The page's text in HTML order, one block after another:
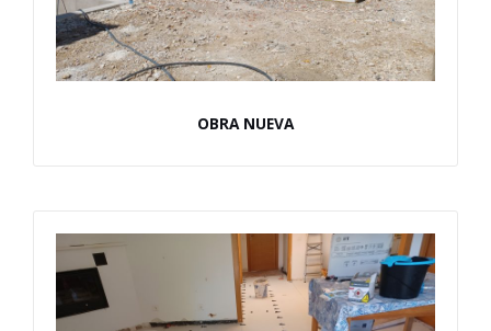
OBRA NUEVA